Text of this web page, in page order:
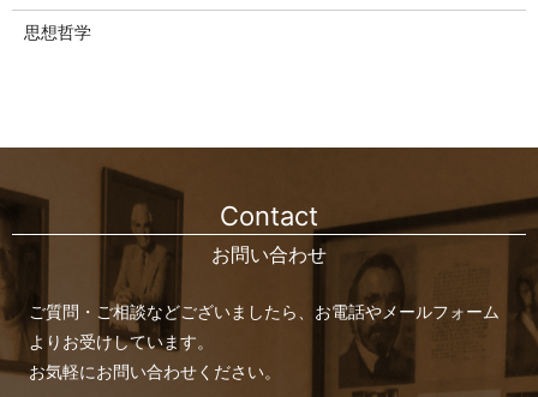
思想哲学
Contact
お問い合わせ
ご質問・ご相談などございましたら、お電話やメールフォーム
よりお受けしています。
お気軽にお問い合わせください。